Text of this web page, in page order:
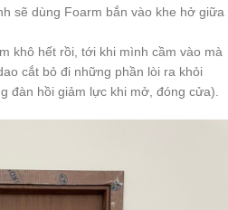
sẽ dùng Foarm bắn vào khe hở giữa
khô hết rồi, tới khi mình cầm vào mà
cắt bỏ đi những phần lòi ra khỏi
đàn hồi giảm lực khi mở, đóng cửa).